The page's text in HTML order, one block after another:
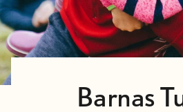
Barnas